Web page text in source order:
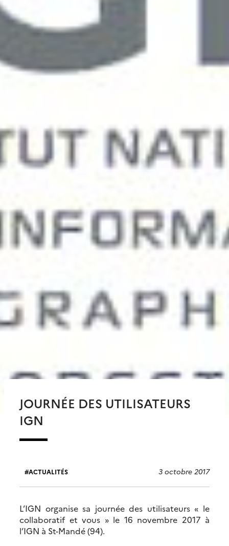
JOURNÉE DES UTILISATEURS
IGN
ACTUALITÉS 3 octobre 2017
L’IGN organise sa journée des utilisateurs « le
collaboratif et vous » le 16 novembre 2017 à
l’IGN à St-Mandé (94).